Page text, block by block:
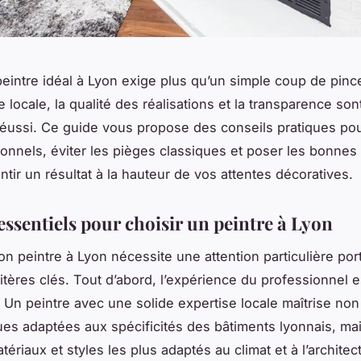
idéal à Lyon exige plus qu’un simple coup de
locale, la qualité des réalisations et la transparence
Ce guide vous propose des conseils pratiques
éviter les pièges classiques et poser les
un résultat à la hauteur de vos attentes décoratives.
pour choisir un peintre à Lyon
peintre à Lyon nécessite une attention particulière
clés. Tout d’abord, l’expérience du professionnel
Un peintre avec une solide expertise locale maîtrise
adaptées aux spécificités des bâtiments lyonnais,
et styles les plus adaptés au climat et à